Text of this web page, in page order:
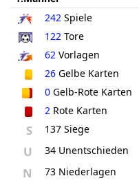
242 Spiele
122 Tore
62 Vorlagen
26 Gelbe Karten
0 Gelb-Rote Karten
2 Rote Karten
S 137 Siege
U 34 Unentschieden
N 73 Niederlagen